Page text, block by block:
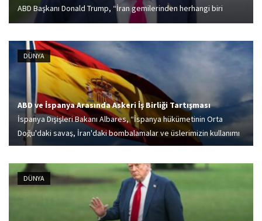
ABD Başkanı Donald Trump, “İran gemilerinden herhangi biri
ablukaya yaklaşırsa imha edilecek” dedi.
DÜNYA
ABD ve İspanya Arasında Askeri İş Birliği Tartışması
İspanya Dışişleri Bakanı Albares, “İspanya hükümetinin Orta
Doğu'daki savaş, İran'daki bombalamalar ve üslerimizin kullanımı
konusundaki tutumu değişmedi” dedi.
DÜNYA